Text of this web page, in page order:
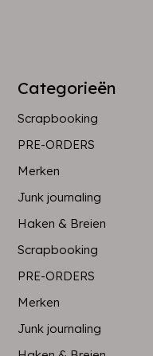
Categorieën
Scrapbooking
PRE-ORDERS
Merken
Junk journaling
Haken & Breien
Scrapbooking
PRE-ORDERS
Merken
Junk journaling